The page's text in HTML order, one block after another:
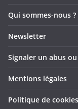
Qui sommes-nous ?
Newsletter
Signaler un abus
Mentions légales
Politique de cookies